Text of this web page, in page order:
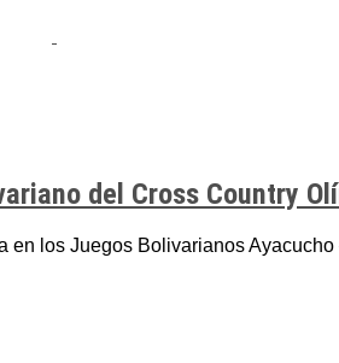
del Cross Country
los Juegos Bolivarianos